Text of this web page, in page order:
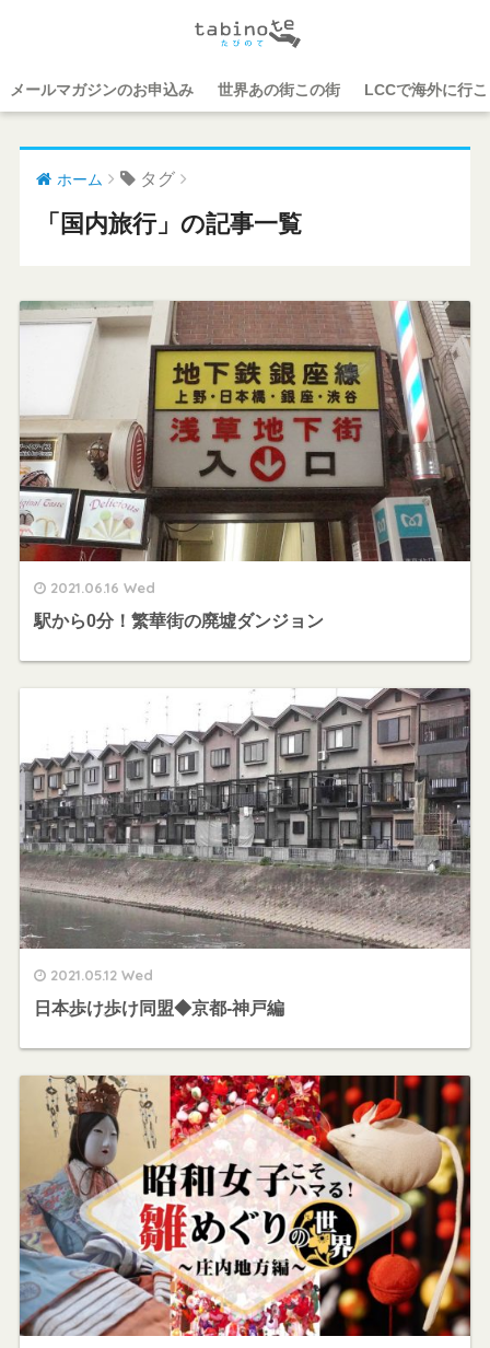
メールマガジンのお申込み 世界あの街この街 LCCで海外に行
ホーム タグ
「国内旅行」の記事一覧
2021.06.16 Wed
駅から0分！繁華街の廃墟ダンジョン
2021.05.12 Wed
日本歩け歩け同盟◆京都-神戸編